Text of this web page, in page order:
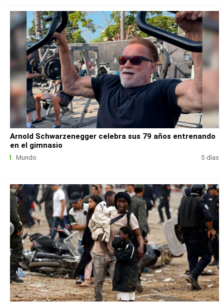
Arnold Schwarzenegger celebra sus 79 años entrenando
en el gimnasio
Mundo 5 días